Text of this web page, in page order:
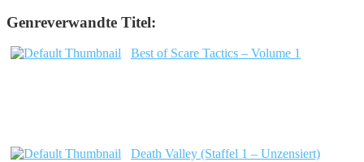
Genreverwandte Titel:
Best of Scare Tactics – Volume 1
Death Valley (Staffel 1 – Unzensiert)